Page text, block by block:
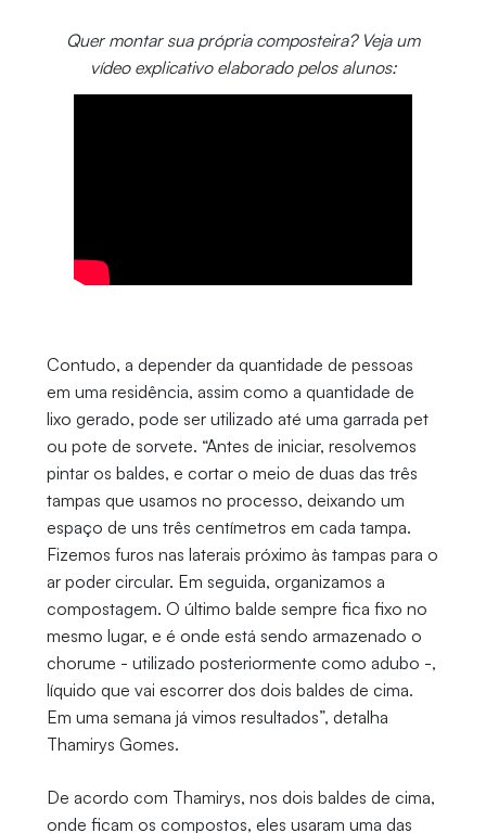
Quer montar sua própria composteira? Veja um
vídeo explicativo elaborado pelos alunos:
Contudo, a depender da quantidade de pessoas
em uma residência, assim como a quantidade de
lixo gerado, pode ser utilizado até uma garrada pet
ou pote de sorvete. “Antes de iniciar, resolvemos
pintar os baldes, e cortar o meio de duas das três
tampas que usamos no processo, deixando um
espaço de uns três centímetros em cada tampa.
Fizemos furos nas laterais próximo às tampas para o
ar poder circular. Em seguida, organizamos a
compostagem. O último balde sempre fica fixo no
mesmo lugar, e é onde está sendo armazenado o
chorume - utilizado posteriormente como adubo -,
líquido que vai escorrer dos dois baldes de cima.
Em uma semana já vimos resultados”, detalha
Thamirys Gomes.
De acordo com Thamirys, nos dois baldes de cima,
onde ficam os compostos, eles usaram uma das